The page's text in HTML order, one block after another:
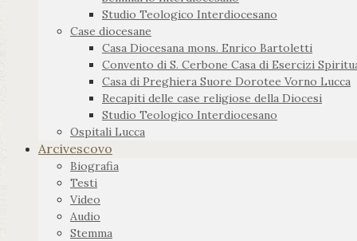
Studio Teologico Interdiocesano
Case diocesane
Casa Diocesana mons. Enrico Bartoletti
Convento di S. Cerbone Casa di Esercizi
Casa di Preghiera Suore Dorotee Vorno Lucca
Recapiti delle case religiose della Diocesi
Studio Teologico Interdiocesano
Ospitali Lucca
Arcivescovo
Biografia
Testi
Video
Audio
Stemma